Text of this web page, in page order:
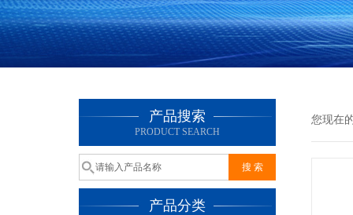
产品搜索
PRODUCT SEARCH
产品分类
您现在